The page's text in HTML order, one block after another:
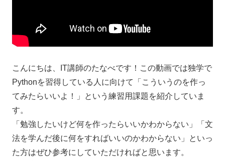
こんにちは、IT講師のたなべです！この動画では独学で
Pythonを習得している人に向けて「こういうのを作っ
てみたらいいよ！」という練習用課題を紹介していま
す。
「勉強したいけど何を作ったらいいかわからない」「文
法を学んだ後に何をすればいいのかわからない」といっ
た方はぜひ参考にしていただければと思います。